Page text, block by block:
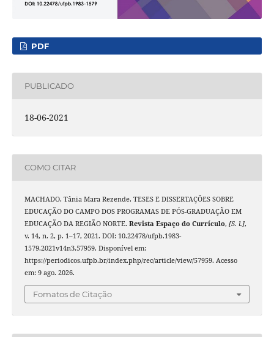
PDF
PUBLICADO
18-06-2021
COMO CITAR
MACHADO, Tânia Mara Rezende. TESES E DISSERTAÇÕES SOBRE
EDUCAÇÃO DO CAMPO DOS PROGRAMAS DE PÓS-GRADUAÇÃO EM
EDUCAÇÃO DA REGIÃO NORTE. Revista Espaço do Currículo, [S. l.],
v. 14, n. 2, p. 1–17, 2021. DOI: 10.22478/ufpb.1983-
1579.2021v14n3.57959. Disponível em:
https://periodicos.ufpb.br/index.php/rec/article/view/57959. Acesso
em: 9 ago. 2026.
Fomatos de Citação